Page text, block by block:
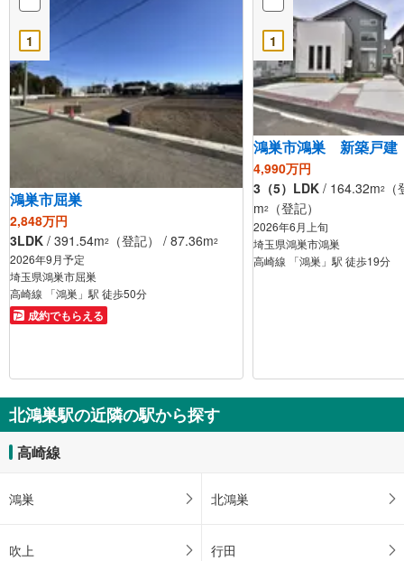
1
鴻巣市屈巣
2,848万円
3LDK / 391.54m2 （登記） / 87.36m2
2026年9月予定
埼玉県鴻巣市屈巣
高崎線 「鴻巣」駅 徒歩50分
成約でもらえる
1
鴻巣市鴻巣 新築戸建
4,990万円
3（5）LDK / 164.32m2
m2 （登記）
2026年6月上旬
埼玉県鴻巣市鴻巣
高崎線 「鴻巣」駅 徒歩19分
北鴻巣駅の近隣の駅から探す
高崎線
鴻巣 北鴻巣
吹上 行田